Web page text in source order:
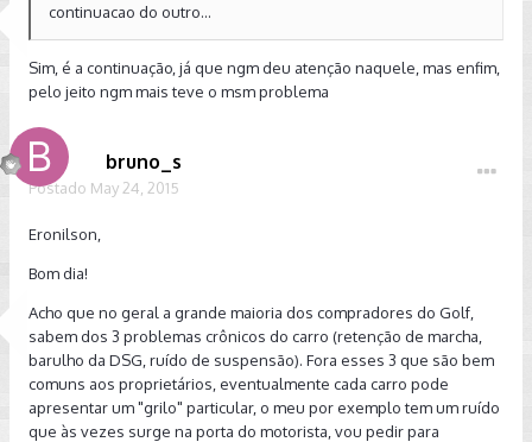
continuacao do outro...
Sim, é a continuação, já que ngm deu atenção naquele, mas enfim,
pelo jeito ngm mais teve o msm problema
bruno_s
Postado May 24, 2015
Eronilson,
Bom dia!
Acho que no geral a grande maioria dos compradores do Golf,
sabem dos 3 problemas crônicos do carro (retenção de marcha,
barulho da DSG, ruído de suspensão). Fora esses 3 que são bem
comuns aos proprietários, eventualmente cada carro pode
apresentar um "grilo" particular, o meu por exemplo tem um ruído
que às vezes surge na porta do motorista, vou pedir para